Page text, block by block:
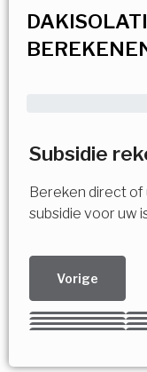
Subsidie
Bereken direct of
subsidie voor uw
Vorige
Kies uw
Meerdere
Vorige